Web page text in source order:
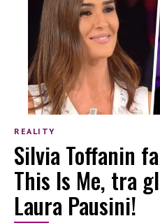
REALITY
Silvia Toffanin
This Is Me, tra
Laura Pausini!